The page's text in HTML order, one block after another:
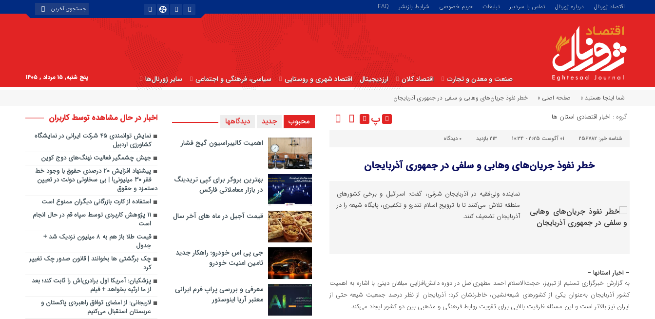
اقتصاد ژورنال درباره ژورنال تماس با سردبیر تبلیغات حریم خصوصی شرایط بازنشر FAQ
صنعت و معدن و تجارت اقتصاد کلان ارزدیجیتال اقتصاد شهری و روستایی سیاسی، فرهنگی و اجتماعی سایر ژورنال‌ها پنج شنبه, ۱۵ مرداد , ۱۴۰۵
شما اینجا هستید » صفحه اصلی » خطر نفوذ جریان‌های وهابی و سلفی در جمهوری آذربایجان
گروه : اخبار اقتصادی استان ها پ
شناسه خبر: 256782 01 آگوست 2025 - 10:34 213 بازدید ۰ دیدگاه
خطر نفوذ جریان‌های وهابی و سلفی در جمهوری آذربایجان
نماینده ولی‌فقیه در آذربایجان‌ شرقی، گفت: اسرائیل و برخی کشورهای
منطقه تلاش می‌کنند تا با ترویج اسلام تندرو و تکفیری، پایگاه شیعه را در
آذربایجان تضعیف کنند.
– اخبار استانها –
به گزارش خبرگزاری تسنیم از تبریز، حجت‌الاسلام احمد مطهری‌اصل در دوره دانش‌افزایی مبلغان دینی با اشاره به اهمیت
کشور آذربایجان به‌عنوان یکی از کشورهای شیعه‌نشین، خاطرنشان کرد: آذربایجان از نظر درصد جمعیت شیعه حتی از
ایران نیز بالاتر است و این مسئله ظرفیت بالایی برای تقویت روابط فرهنگی و مذهبی بین دو کشور ایجاد می‌کند.
محبوب جدید دیدگاهها
اهمیت کالیبراسیون گیج فشار
بهترین بروکر برای کپی‌ تریدینگ
در بازار معاملاتی فارکس
قیمت آجیل در ماه های آخر سال
جی پی اس خودرو؛ راهکار جدید
تامین امنیت خودرو
معرفی و بررسی پراپ فرم ایرانی
معتبر آریا اینوستور
اخبار در حال مشاهده توسط کاربران
نمایش توانمندی ۴۵ شرکت ایرانی در نمایشگاه
کشاورزی اردبیل
جهش چشمگیر فعالیت نهنگ‌های دوج کوین
پیشنهاد افزایش ۲۰ درصدی حقوق با وجود خط
فقر ۳۰ میلیونی! | بی سخاوتی دولت در تعیین
دستمزد و حقوق
استفاده از کارت بازرگانی دیگران ممنوع است
۱۱ پژوهش کاربردی توسط سپاه قم در حال انجام
است
قیمت طلا باز هم به ۸ میلیون نزدیک شد +
جدول
چک برگشتی‌ ها بخوانند | قانون صدور چک تغییر
کرد
پزشکیان: آمریکا اول برادری‌اش را ثابت کند؛ بعد
از ما ارثیه بخواهد + فیلم
لاریجانی: از امضای توافق راهبردی پاکستان و
عربستان استقبال می‌کنیم